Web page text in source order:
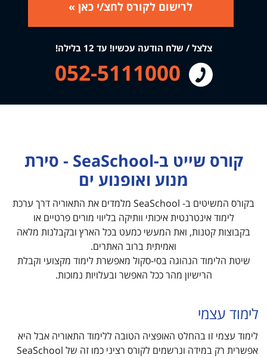
לרישום לקורס לחצ/י כאן »
צלצל / שלח הודעה עכשיו! עד 12 בלילה!
052-5111000
קורס שייט ב-SeaSchool - סירת
מנוע ואופנוע ים
בקורס המשיטים ב- SeaSchool מלמדים את התאוריה דרך ערכת
לימוד אינטרנטית איכותי וותיקה בליווי מורים פרטיים או
בקבוצות קטנות, ואת המעשי כמעט בכל הארץ ובקבלנות מלאה
ואמיתית ברוב האתרים.
שיטת הלימוד הנהוגה בסי-סקול מאפשרת לימוד מקצועי וקבלת
הרישיון מהר ככל האפשר ובעלויות נמוכות.
לימוד עצמי
לימוד עצמי זו בהחלט האופציה הטובה ללימוד התאוריה אבל היא
אפשרית רק במידה ונרשמים לקורס רציני כמו זה של SeaSchool